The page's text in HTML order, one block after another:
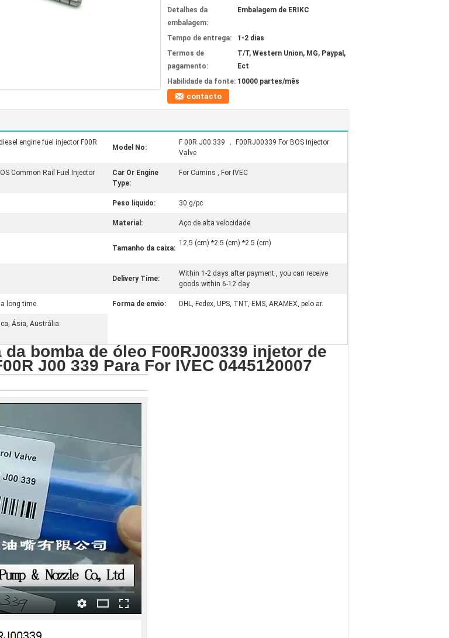
Detalhes da
embalagem:
Embalagem de ERIKC
Tempo de entrega:
1-2 dias
Termos de
pagamento:
T/T, Western Union, MG, Paypal,
Ect
Habilidade da fonte: 10000 partes/mês
contacto
engine fuel injector F00R
Model No:
F 00R J00 339 ， F00RJ00339 For BOS Injector
Valve
Common Rail Fuel Injector
Car Or Engine
Type:
For Cumins , For IVEC
Peso líquido: 30 g/pc
Material: Aço de alta velocidade
Tamanho da caixa:
12,5 (cm) *2.5 (cm) *2.5 (cm)
Delivery Time:
Within 1-2 days after payment , you can receive
goods within 6-12 day.
long time. Forma de envio: DHL, Fedex, UPS, TNT, EMS, ARAMEX, pelo ar.
Ásia, Austrália.
bomba de óleo F00RJ00339 injetor de
J00 339 Para For IVEC 0445120007